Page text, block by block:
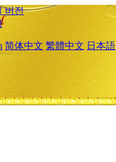
버전
简体中文 繁體中文 日本語